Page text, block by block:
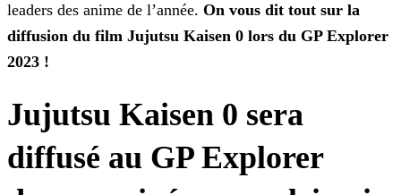
leaders des anime de l’année. On vous dit tout sur la
diffusion du film Jujutsu Kaisen 0 lors du GP Explorer
2023 !
Jujutsu Kaisen 0 sera
diffusé au GP Explorer